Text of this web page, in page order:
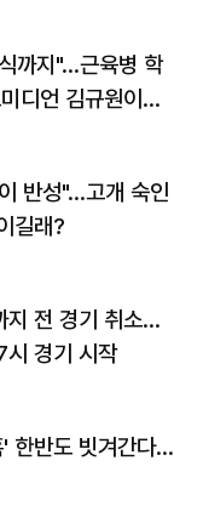
까지"…근육병 학
디언 김규원이었
반성"…고개 숙인
길래?
지 전 경기 취소…
시 경기 시작
' 한반도 빗겨간다…